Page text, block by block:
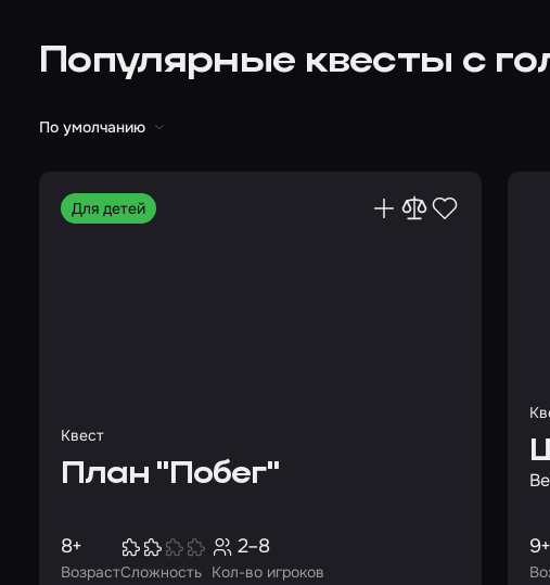
Популярные квесты с
По умолчанию
Для детей
Квест
План "Побег"
Возраст
8+
Сложность Кол-во игроков
2–8 9+